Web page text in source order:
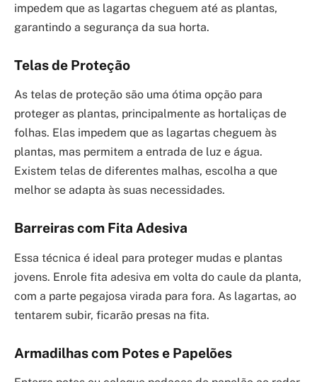
impedem que as lagartas cheguem até as plantas,
garantindo a segurança da sua horta.
Telas de Proteção
As telas de proteção são uma ótima opção para
proteger as plantas, principalmente as hortaliças de
folhas. Elas impedem que as lagartas cheguem às
plantas, mas permitem a entrada de luz e água.
Existem telas de diferentes malhas, escolha a que
melhor se adapta às suas necessidades.
Barreiras com Fita Adesiva
Essa técnica é ideal para proteger mudas e plantas
jovens. Enrole fita adesiva em volta do caule da planta,
com a parte pegajosa virada para fora. As lagartas, ao
tentarem subir, ficarão presas na fita.
Armadilhas com Potes e Papelões